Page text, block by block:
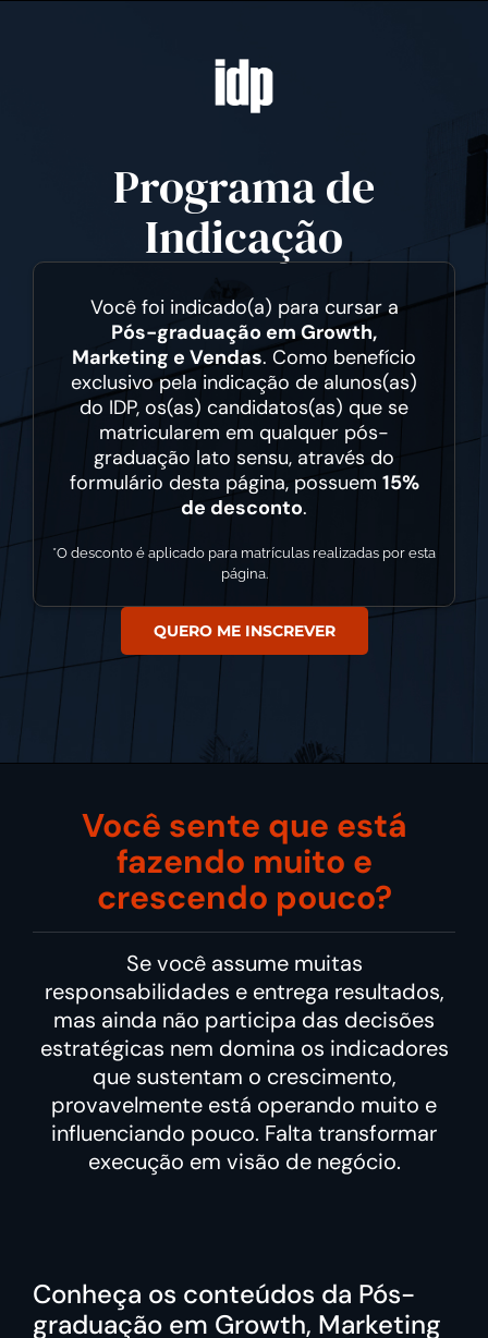
Programa de
Indicação
Você foi indicado(a) para cursar a
Pós-graduação em Growth,
Marketing e Vendas. Como benefício
exclusivo pela indicação de alunos(as)
do IDP, os(as) candidatos(as) que se
matricularem em qualquer pós-
graduação lato sensu, através do
formulário desta página, possuem 15%
de desconto.
*O desconto é aplicado para matrículas realizadas por esta
página.
QUERO ME INSCREVER
Você sente que está
fazendo muito e
crescendo pouco?
Se você assume muitas
responsabilidades e entrega resultados,
mas ainda não participa das decisões
estratégicas nem domina os indicadores
que sustentam o crescimento,
provavelmente está operando muito e
influenciando pouco. Falta transformar
execução em visão de negócio.
Conheça os conteúdos da Pós-
graduação em Growth, Marketing